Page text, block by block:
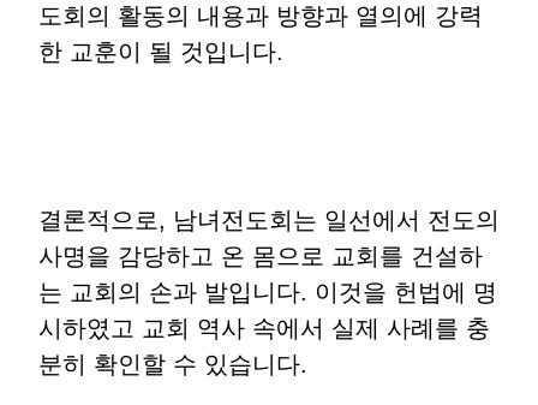
도회의 활동의 내용과 방향과 열의에 강력
한 교훈이 될 것입니다.
결론적으로, 남녀전도회는 일선에서 전도의
사명을 감당하고 온 몸으로 교회를 건설하
는 교회의 손과 발입니다. 이것을 헌법에 명
시하였고 교회 역사 속에서 실제 사례를 충
분히 확인할 수 있습니다.